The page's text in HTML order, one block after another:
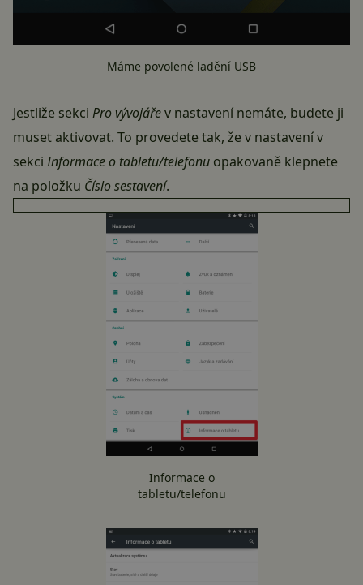
Máme povolené ladění USB
Jestliže sekci Pro vývojářev nastavení nemáte, budete ji
muset aktivovat. To provedete tak, že v nastavení v
sekci Informace o tabletu/telefonu opakovaně klepnete
na položku Číslo sestavení.
Informace o
tabletu/telefonu